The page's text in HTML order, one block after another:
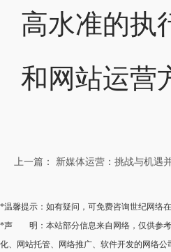
高水准的执
和网站运营
上一篇： 新媒体运营：挑战与机遇
*温馨提示：如有疑问，可免费咨询世纪网络
*声 明：本站部分信息来自网络，仅供参考
化、网站托管、网络推广、软件开发的网络